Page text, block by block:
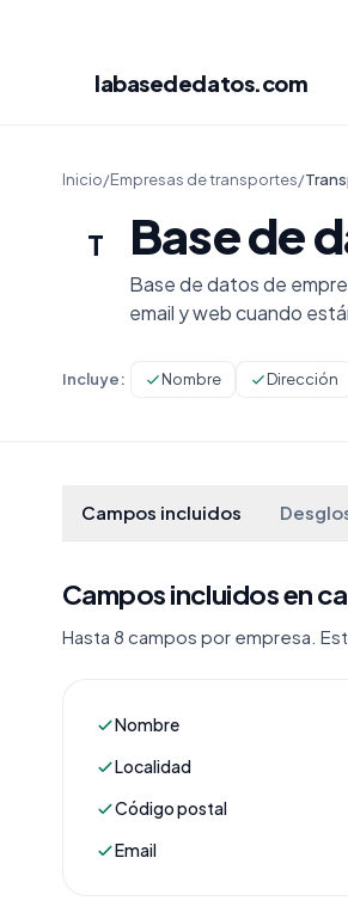
labasededatos.com
Inicio/Empresas de transportes/
T Base de
Base de datos de
email y web cuando
Incluye: Nombre Dirección
Campos incluidos
Campos incluidos en
Hasta 8 campos por empresa.
Nombre
Localidad
Código postal
Email